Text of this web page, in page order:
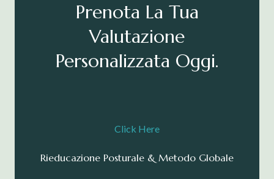
Prenota La TUA
VALUTAZIONE
PERSONALIZZATA OGGI.
Click Here
Rieducazione Posturale & Metodo Globale